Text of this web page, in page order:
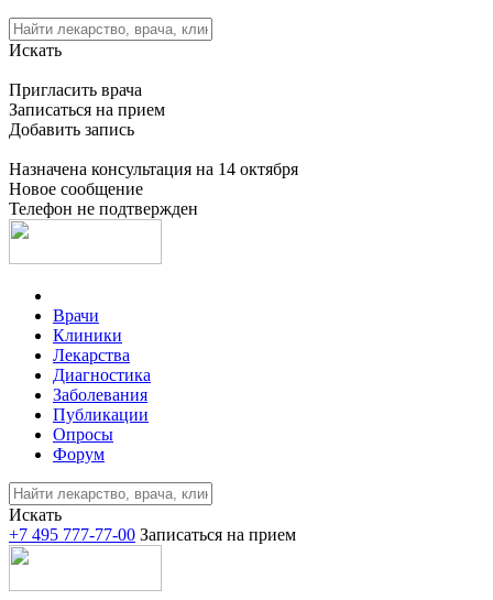
Искать
Пригласить врача
Записаться на прием
Добавить запись
Назначена консультация на 14 октября
Новое сообщение
Телефон не подтвержден
Врачи
Клиники
Лекарства
Диагностика
Заболевания
Публикации
Опросы
Форум
Искать
+7 495 777-77-00 Записаться на прием